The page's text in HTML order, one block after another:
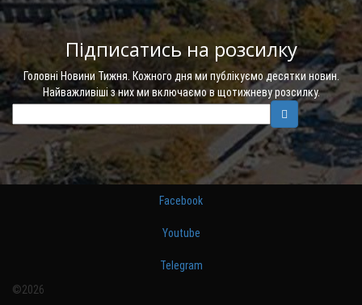
Підписатись на розсилку
Головні Новини Тижня. Кожного дня ми публікуємо десятки новин.
Найважливіші з них ми включаємо в щотижневу розсилку.
Facebook
Youtube
Telegram
©2026